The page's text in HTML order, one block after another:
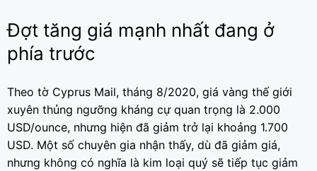
Đợt tăng giá mạnh nhất đang ở
phía trước
Theo tờ Cyprus Mail, tháng 8/2020, giá vàng thế giới
xuyên thủng ngưỡng kháng cự quan trọng là 2.000
USD/ounce, nhưng hiện đã giảm trở lại khoảng 1.700
USD. Một số chuyên gia nhận thấy, dù đã giảm giá,
nhưng không có nghĩa là kim loại quý sẽ tiếp tục giảm